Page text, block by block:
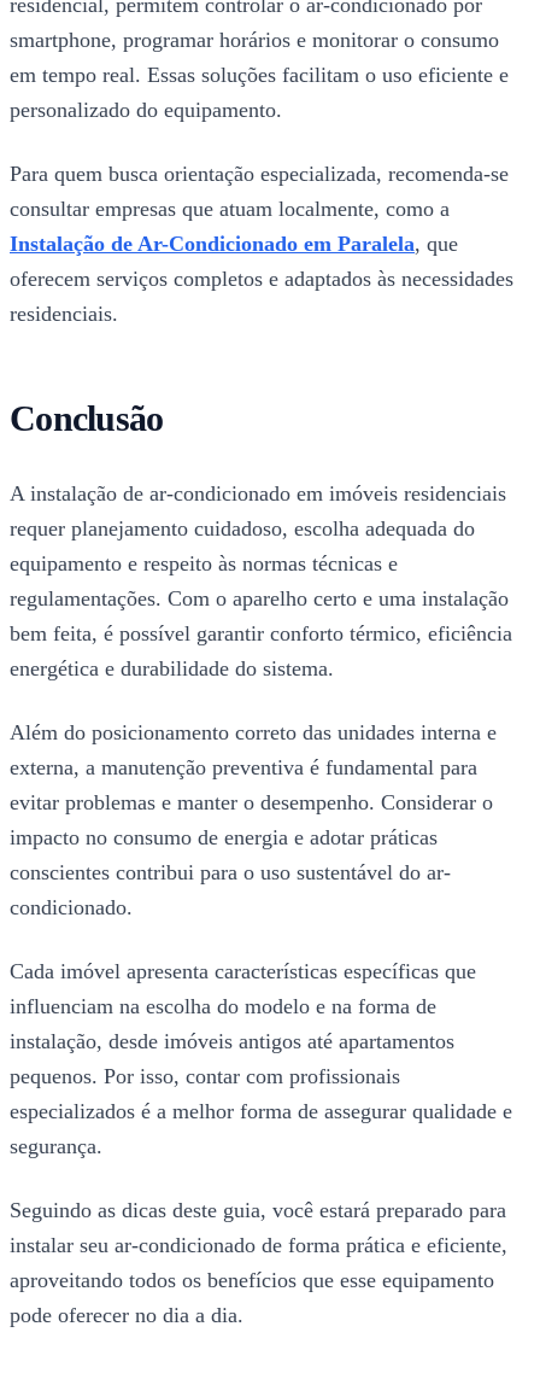
residencial, permitem controlar o ar-condicionado por
smartphone, programar horários e monitorar o consumo
em tempo real. Essas soluções facilitam o uso eficiente e
personalizado do equipamento.
Para quem busca orientação especializada, recomenda-se
consultar empresas que atuam localmente, como a
Instalação de Ar-Condicionado em Paralela, que
oferecem serviços completos e adaptados às necessidades
residenciais.
Conclusão
A instalação de ar-condicionado em imóveis residenciais
requer planejamento cuidadoso, escolha adequada do
equipamento e respeito às normas técnicas e
regulamentações. Com o aparelho certo e uma instalação
bem feita, é possível garantir conforto térmico, eficiência
energética e durabilidade do sistema.
Além do posicionamento correto das unidades interna e
externa, a manutenção preventiva é fundamental para
evitar problemas e manter o desempenho. Considerar o
impacto no consumo de energia e adotar práticas
conscientes contribui para o uso sustentável do ar-
condicionado.
Cada imóvel apresenta características específicas que
influenciam na escolha do modelo e na forma de
instalação, desde imóveis antigos até apartamentos
pequenos. Por isso, contar com profissionais
especializados é a melhor forma de assegurar qualidade e
segurança.
Seguindo as dicas deste guia, você estará preparado para
instalar seu ar-condicionado de forma prática e eficiente,
aproveitando todos os benefícios que esse equipamento
pode oferecer no dia a dia.